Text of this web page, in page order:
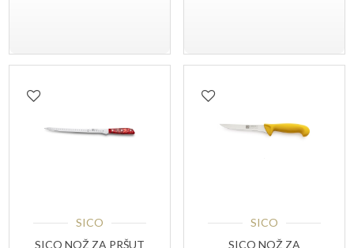
SICO
SICO NOŽ ZA PRŠUT
SICO
SICO NOŽ ZA